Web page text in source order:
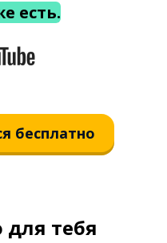
есть.
бесплатно
тебя